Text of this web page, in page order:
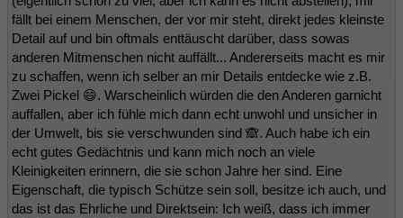
fällt bei einem Menschen, der vor mir steht, direkt jedes kleinste
Detail auf und bin oftmals enttäuscht darüber, dass sowas
anderen Mitmenschen nicht auffällt... Andererseits macht es mir
zu schaffen, wenn ich selber an mir Details entdecke wie z.B.
Zwei Pickel 😄. Warscheinlich würden die den Anderen garnicht
auffallen, aber ich fühle mich dann echt unwohl und unsicher in
der Umwelt, bis sie verschwunden sind 🙈. Auch habe ich ein
echt gutes Gedächtnis und kann mich noch an viele
Kleinigkeiten erinnern, die sie schon Jahre her sind. Eine
Eigenschaft, die typisch Schütze sein soll, besitze ich auch, und
das ist das Ehrliche und Direktsein: Ich weiß, dass ich immer